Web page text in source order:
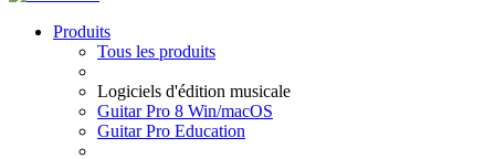
Produits
Tous les produits
Logiciels d'édition musicale
Guitar Pro 8 Win/macOS
Guitar Pro Education